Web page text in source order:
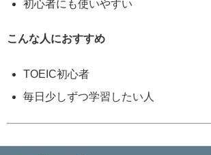
初心者にも使いやすい
こんな人におすすめ
TOEIC初心者
毎日少しずつ学習したい人